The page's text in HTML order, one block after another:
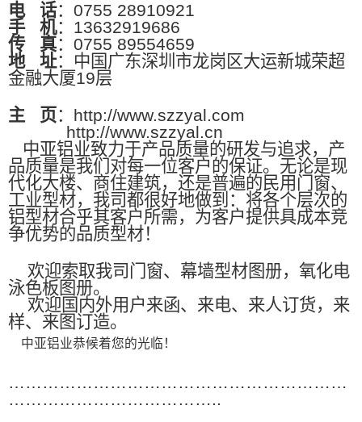
电 话：0755 28910921
手 机：13632919686
传
真：0755 89554659
地
址：中国广东深圳市龙岗区大运新城荣超
金融大厦19层
主
页：http://www.szzyal.com
http://www.szzyal.cn
中亚铝业致力于产品质量的研发与追求，产
品质量是我们对每一位客户的保证。无论是现
代化大楼、商住建筑，还是普遍的民用门窗、
工业型材，我司都很好地做到：将各个层次的
铝型材合乎其客户所需，为客户提供具成本竞
争优势的品质型材！
欢迎索取我司门窗、幕墙型材图册，氧化电
泳色板图册。
欢迎国内外用户来函、来电、来人订货，来
样、来图订造。
中亚铝业恭候着您的光临！
……………………………………………………
………………………………..